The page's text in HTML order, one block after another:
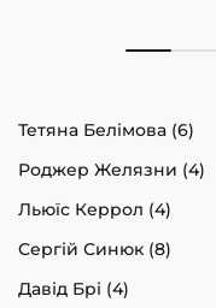
Тетяна Белімова (6)
Роджер Желязни (4)
Льюїс Керрол (4)
Сергій Синюк (8)
Давід Брі (4)